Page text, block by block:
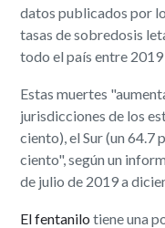
datos publicados por
tasas de sobredosis
todo el país entre 2019
Estas muertes
jurisdicciones de los
ciento), el Sur (un 64.7
ciento", según un
de julio de 2019 a
El fentanilo tiene una